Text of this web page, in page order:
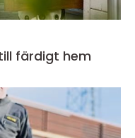
idé till färdigt hem